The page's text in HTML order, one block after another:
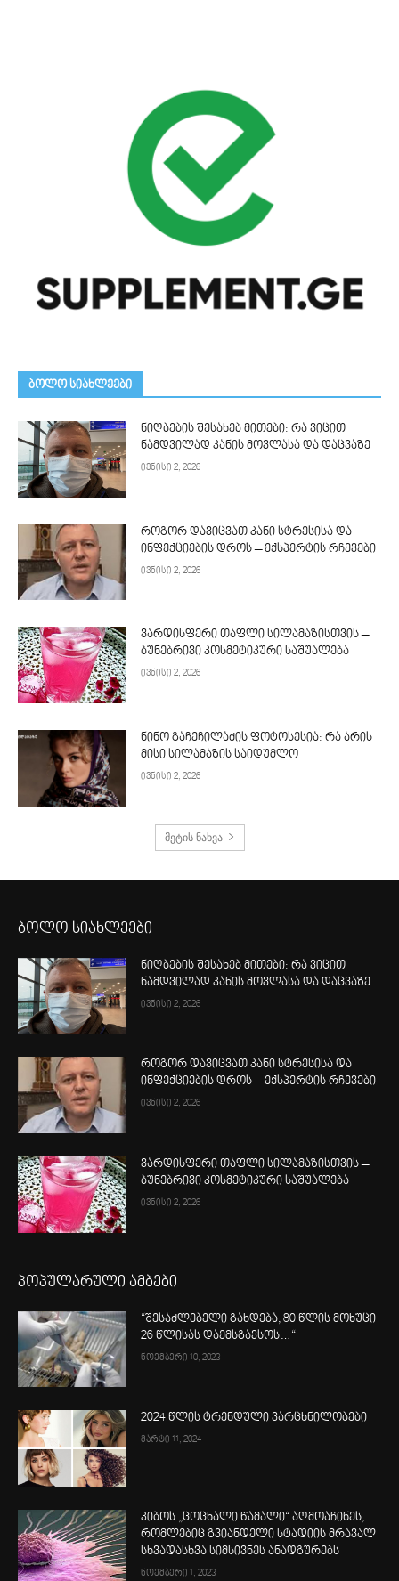
ᲑᲝᲚᲝ ᲡᲘᲐᲮᲚᲔᲔᲑᲘ
ნიღბების შესახებ მითები: რა ვიცით
ნამდვილად კანის მოვლასა და დაცვაზე
ივნისი 2, 2026
როგორ დავიცვათ კანი სტრესისა და
ინფექციების დროს – ექსპერტის რჩევები
ივნისი 2, 2026
ვარდისფერი თაფლი სილამაზისთვის –
ბუნებრივი კოსმეტიკური საშუალება
ივნისი 2, 2026
ნინო გაჩეჩილაძის ფოტოსესია: რა არის
მისი სილამაზის საიდუმლო
ივნისი 2, 2026
მეტის ნახვა
ბოლო სიახლეები
ნიღბების შესახებ მითები: რა ვიცით
ნამდვილად კანის მოვლასა და დაცვაზე
ივნისი 2, 2026
როგორ დავიცვათ კანი სტრესისა და
ინფექციების დროს – ექსპერტის რჩევები
ივნისი 2, 2026
ვარდისფერი თაფლი სილამაზისთვის –
ბუნებრივი კოსმეტიკური საშუალება
ივნისი 2, 2026
პოპულარული ამბები
“შესაძლებელი გახდება, 80 წლის მოხუცი
26 წლისას დაემსგავსოს…“
ნოემბერი 10, 2023
2024 წლის ტრენდული ვარცხნილობები
მარტი 11, 2024
კიბოს „ცოცხალი წამალი“ აღმოაჩინეს,
რომლებიც გვიანდელი სტადიის მრავალ
სხვადასხვა სიმსივნეს ანადგურებს
ნოემბერი 1, 2023